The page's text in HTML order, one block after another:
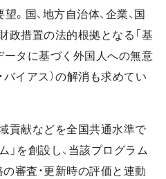
。国、地方自治体、企業、国
政措置の法的根拠となる「基
ータに基づく外国人への無意
バイアス）の解消も求めてい
貢献などを全国共通水準で
」を創設し、当該プログラム
審査・更新時の評価と連動